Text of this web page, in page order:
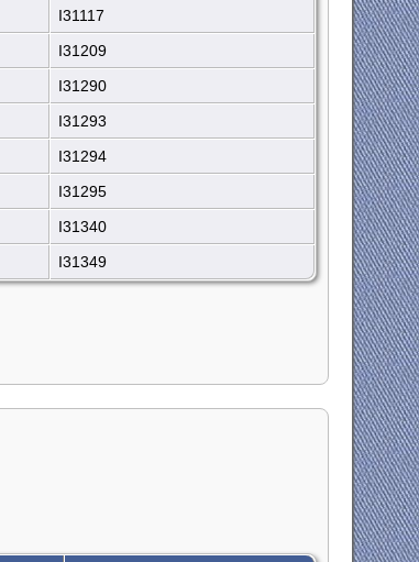
I31117
I31209
I31290
I31293
I31294
I31295
I31340
I31349